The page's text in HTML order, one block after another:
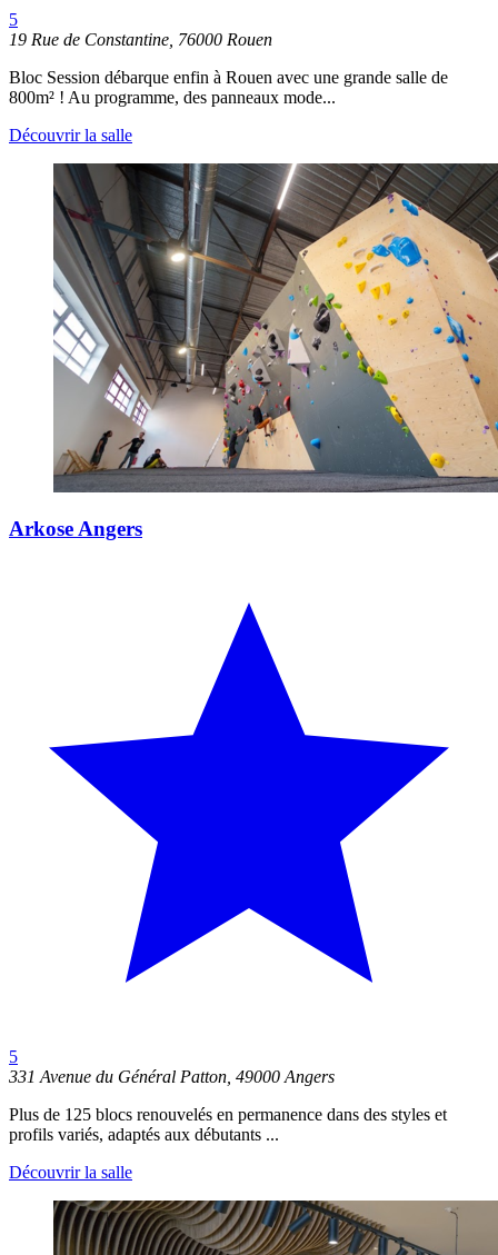
5
19 Rue de Constantine, 76000 Rouen
Bloc Session débarque enfin à Rouen avec une grande salle de
800m² ! Au programme, des panneaux mode...
Découvrir la salle
Arkose Angers
5
331 Avenue du Général Patton, 49000 Angers
Plus de 125 blocs renouvelés en permanence dans des styles et
profils variés, adaptés aux débutants ...
Découvrir la salle